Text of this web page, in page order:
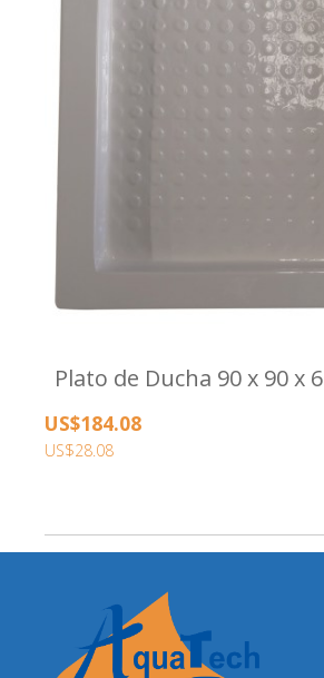
Plato de Ducha 90 x 90 x 6
US$184.08
US$28.08